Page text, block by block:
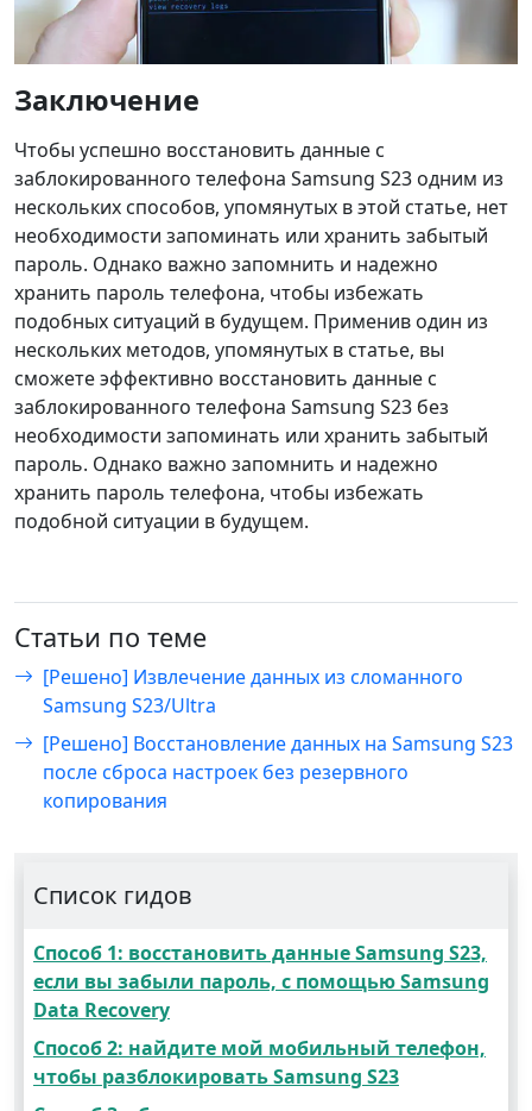
Список гидов
Способ 1: восстановить данные Samsung S23,
если вы забыли пароль, с помощью Samsung
Data Recovery
Способ 2: найдите мой мобильный телефон,
чтобы разблокировать Samsung S23
Заключение
Чтобы успешно восстановить данные с
заблокированного телефона Samsung S23 одним из
нескольких способов, упомянутых в этой статье, нет
необходимости запоминать или хранить забытый
пароль. Однако важно запомнить и надежно
хранить пароль телефона, чтобы избежать
подобных ситуаций в будущем. Применив один из
нескольких методов, упомянутых в статье, вы
сможете эффективно восстановить данные с
заблокированного телефона Samsung S23 без
необходимости запоминать или хранить забытый
пароль. Однако важно запомнить и надежно
хранить пароль телефона, чтобы избежать
подобной ситуации в будущем.
Статьи по теме
[Решено] Извлечение данных из сломанного
Samsung S23/Ultra
[Решено] Восстановление данных на Samsung S23
после сброса настроек без резервного
копирования